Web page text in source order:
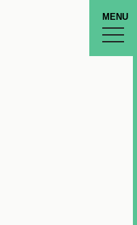
MENU
toggle